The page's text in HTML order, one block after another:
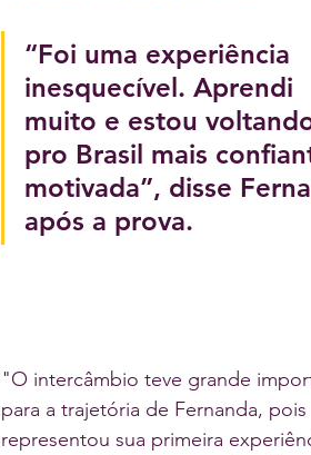
“Foi uma experiência
inesquecível. Aprendi
muito e estou
pro Brasil mais
motivada”, disse
após a prova.
"O intercâmbio teve grande
para a trajetória de Fernanda, pois
representou sua primeira